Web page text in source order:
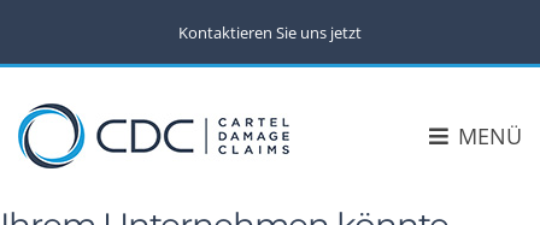
Kontaktieren Sie uns jetzt
MENÜ